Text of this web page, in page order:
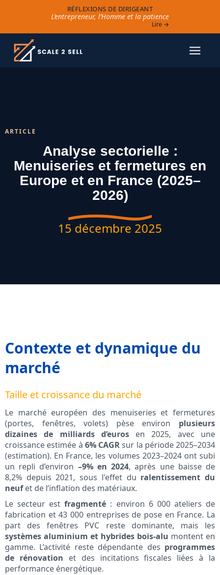
RÉFLEXIONS DE DIRIGEANT
L’entrepreneur, l’Homme et la patience
Lire →
ARTICLE
Analyse sectorielle :
Menuiseries et fermetures en
Europe et en France (2025–
2026)
15 décembre 2025
Contexte et dynamique du
marché
Taille et croissance du marché
Le marché européen des menuiseries et fermetures
(portes, fenêtres, volets) pèse environ plusieurs
dizaines de milliards d’eurosen 2025, avec une
croissance estimée à 6% CAGRsur la période 2025–2034
(estimation). En France, les volumes 2023–2024 ont subi
un repli d’environ –9% en 2024, après une baisse de
8,2% depuis 2021, sous l'effet du ralentissement du
neufet de l’inflation des matériaux.
Le secteur estfragmenté : environ 6 000 ateliers de
fabrication et 43 000 entreprises de pose en France. La
part des fenêtres PVC reste dominante, mais les
systèmes aluminium et hybrides bois-alu montent en
gamme. L’activité reste dépendante des programmes
de rénovation et des incitations fiscales liées à la
performance énergétique.